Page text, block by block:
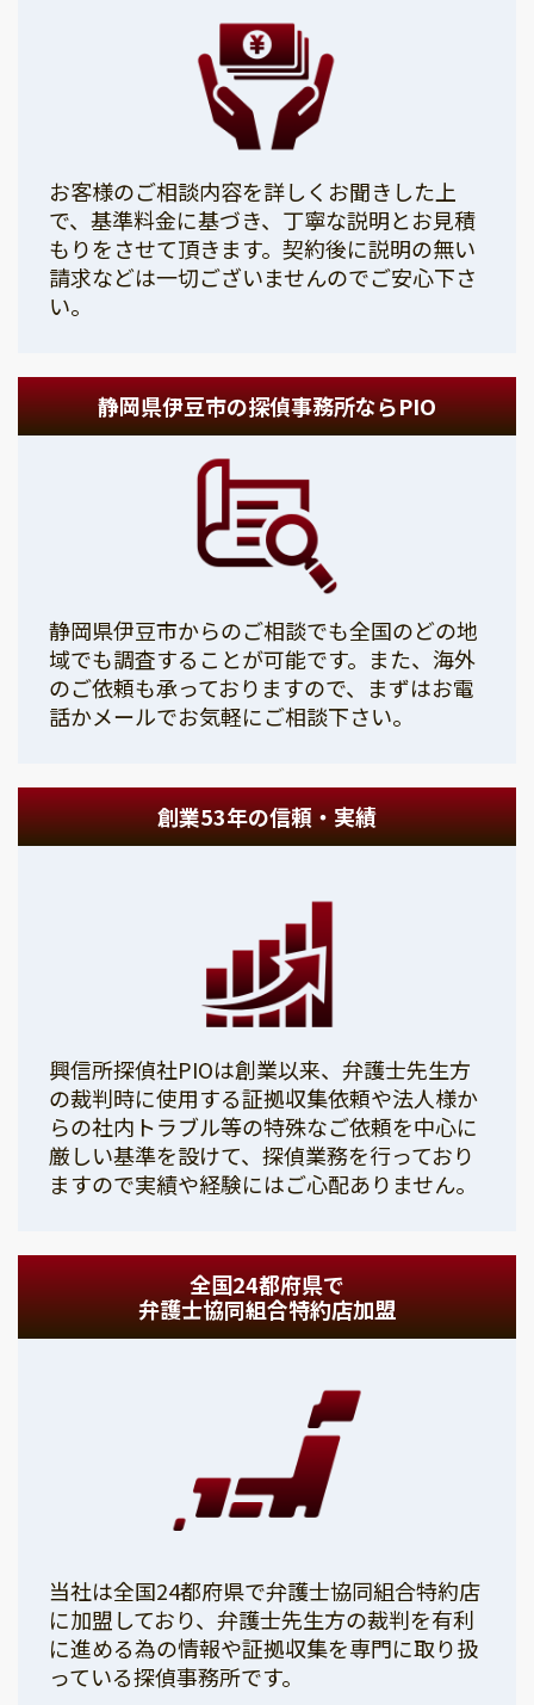
お客様のご相談内容を詳しくお聞きした上
で、基準料金に基づき、丁寧な説明とお見積
もりをさせて頂きます。契約後に説明の無い
請求などは一切ございませんのでご安心下さ
い。
静岡県伊豆市の探偵事務所ならPIO
静岡県伊豆市からのご相談でも全国のどの地
域でも調査することが可能です。また、海外
のご依頼も承っておりますので、まずはお電
話かメールでお気軽にご相談下さい。
創業53年の信頼・実績
興信所探偵社PIOは創業以来、弁護士先生方
の裁判時に使用する証拠収集依頼や法人様か
らの社内トラブル等の特殊なご依頼を中心に
厳しい基準を設けて、探偵業務を行っており
ますので実績や経験にはご心配ありません。
全国24都府県で
弁護士協同組合特約店加盟
当社は全国24都府県で弁護士協同組合特約店
に加盟しており、弁護士先生方の裁判を有利
に進める為の情報や証拠収集を専門に取り扱
っている探偵事務所です。